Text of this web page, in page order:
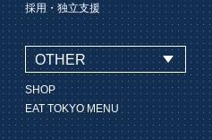
採用・独立支援
OTHER
SHOP
EAT TOKYO MENU